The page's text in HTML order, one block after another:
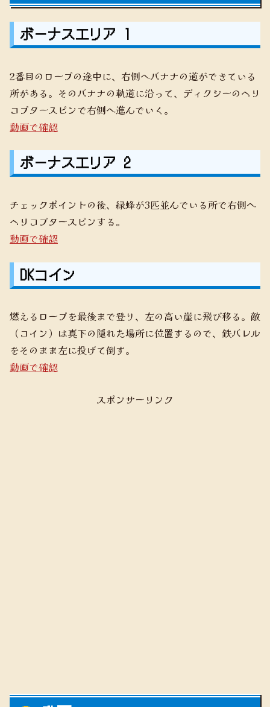
ボーナスエリア 1
2番目のロープの途中に、右側へバナナの道ができている
所がある。そのバナナの軌道に沿って、ディクシーのヘリ
コプタースピンで右側へ進んでいく。
動画で確認
ボーナスエリア 2
チェックポイントの後、緑蜂が3匹並んでいる所で右側へ
ヘリコプタースピンする。
動画で確認
DKコイン
燃えるロープを最後まで登り、左の高い崖に飛び移る。敵
（コイン）は真下の隠れた場所に位置するので、鉄バレル
をそのまま左に投げて倒す。
動画で確認
スポンサーリンク